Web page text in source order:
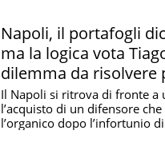
Napoli, il portafogli
ma la logica vota
dilemma da risolvere
accontentare Allegri
Il Napoli si ritrova di fronte a
l’acquisto di un difensore
l’organico dopo l’infortunio